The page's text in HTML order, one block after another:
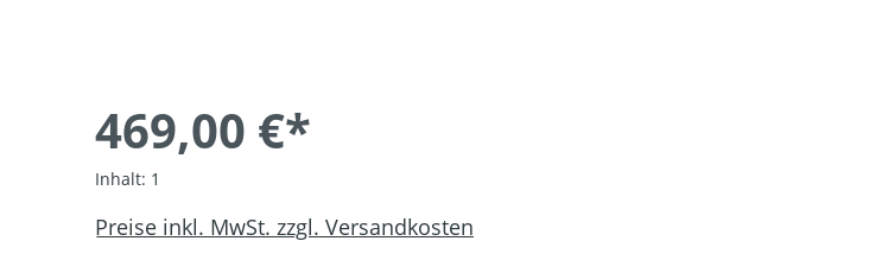
469,00 €*
Inhalt: 1
Preise inkl. MwSt. zzgl. Versandkosten